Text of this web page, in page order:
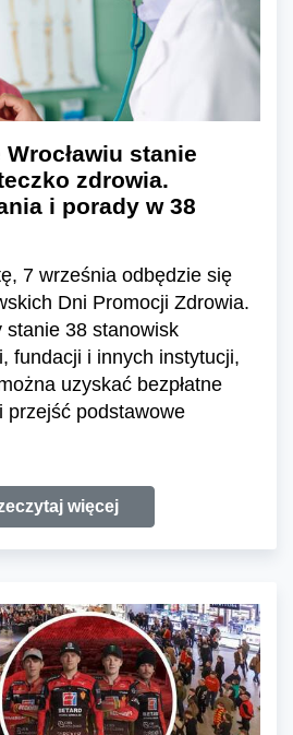
stanie
zdrowia.
i porady w 38
7 września odbędzie się
Dni Promocji Zdrowia.
stanie 38 stanowisk
fundacji i innych instytucji,
uzyskać bezpłatne
przejść podstawowe
więcej